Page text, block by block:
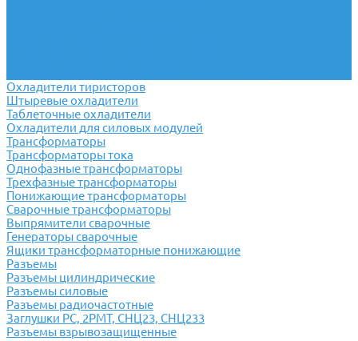
Охладители тиристоров
Штыревые охладители
Таблеточные охладители
Охладители для силовых модулей
Трансформаторы
Трансформаторы тока
Однофазные трансформаторы
Трехфазные трансформаторы
Понижающие трансформаторы
Сварочные трансформаторы
Выпрямители сварочные
Генераторы сварочные
Ящики трансформаторные понижающие
Разъемы
Разъемы цилиндрические
Разъемы силовые
Разъемы радиочастотные
Заглушки РС, 2РМТ, СНЦ23, СНЦ233
Разъемы взрывозащищенные